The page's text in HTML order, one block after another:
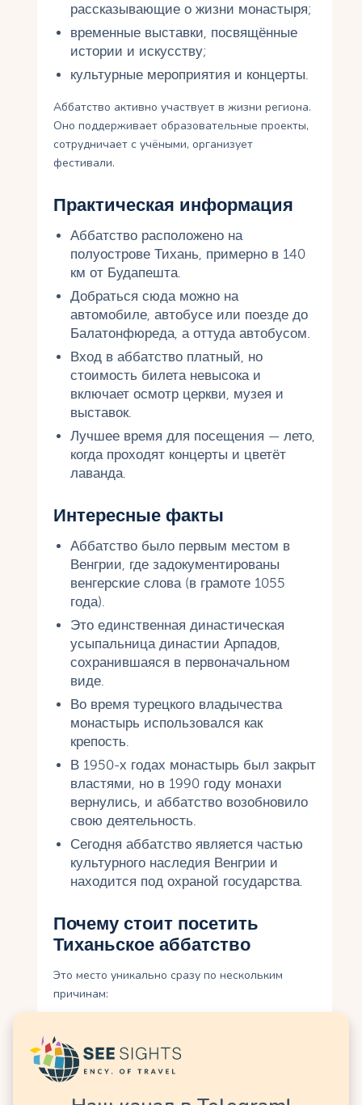
рассказывающие о жизни монастыря;
временные выставки, посвящённые
истории и искусству;
культурные мероприятия и концерты.
Аббатство активно участвует в жизни региона.
Оно поддерживает образовательные проекты,
сотрудничает с учёными, организует
фестивали.
Практическая информация
Аббатство расположено на
полуострове Тихань, примерно в 140
км от Будапешта.
Добраться сюда можно на
автомобиле, автобусе или поезде до
Балатонфюреда, а оттуда автобусом.
Вход в аббатство платный, но
стоимость билета невысока и
включает осмотр церкви, музея и
выставок.
Лучшее время для посещения — лето,
когда проходят концерты и цветёт
лаванда.
Интересные факты
Аббатство было первым местом в
Венгрии, где задокументированы
венгерские слова (в грамоте 1055
года).
Это единственная династическая
усыпальница династии Арпадов,
сохранившаяся в первоначальном
виде.
Во время турецкого владычества
монастырь использовался как
крепость.
В 1950-х годах монастырь был закрыт
властями, но в 1990 году монахи
вернулись, и аббатство возобновило
свою деятельность.
Сегодня аббатство является частью
культурного наследия Венгрии и
находится под охраной государства.
Почему стоит посетить
Тиханьское аббатство
Это место уникально сразу по нескольким
причинам:
тысячу лет;
оно связано с королём Андрашем I и
династией Арпадов;